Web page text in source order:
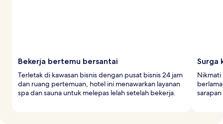
Bekerja bertemu bersantai
Terletak di kawasan bisnis dengan pusat bisnis 24 jam
dan ruang pertemuan, hotel ini menawarkan layanan
spa dan sauna untuk melepas lelah setelah bekerja.
Surga
Nikmati